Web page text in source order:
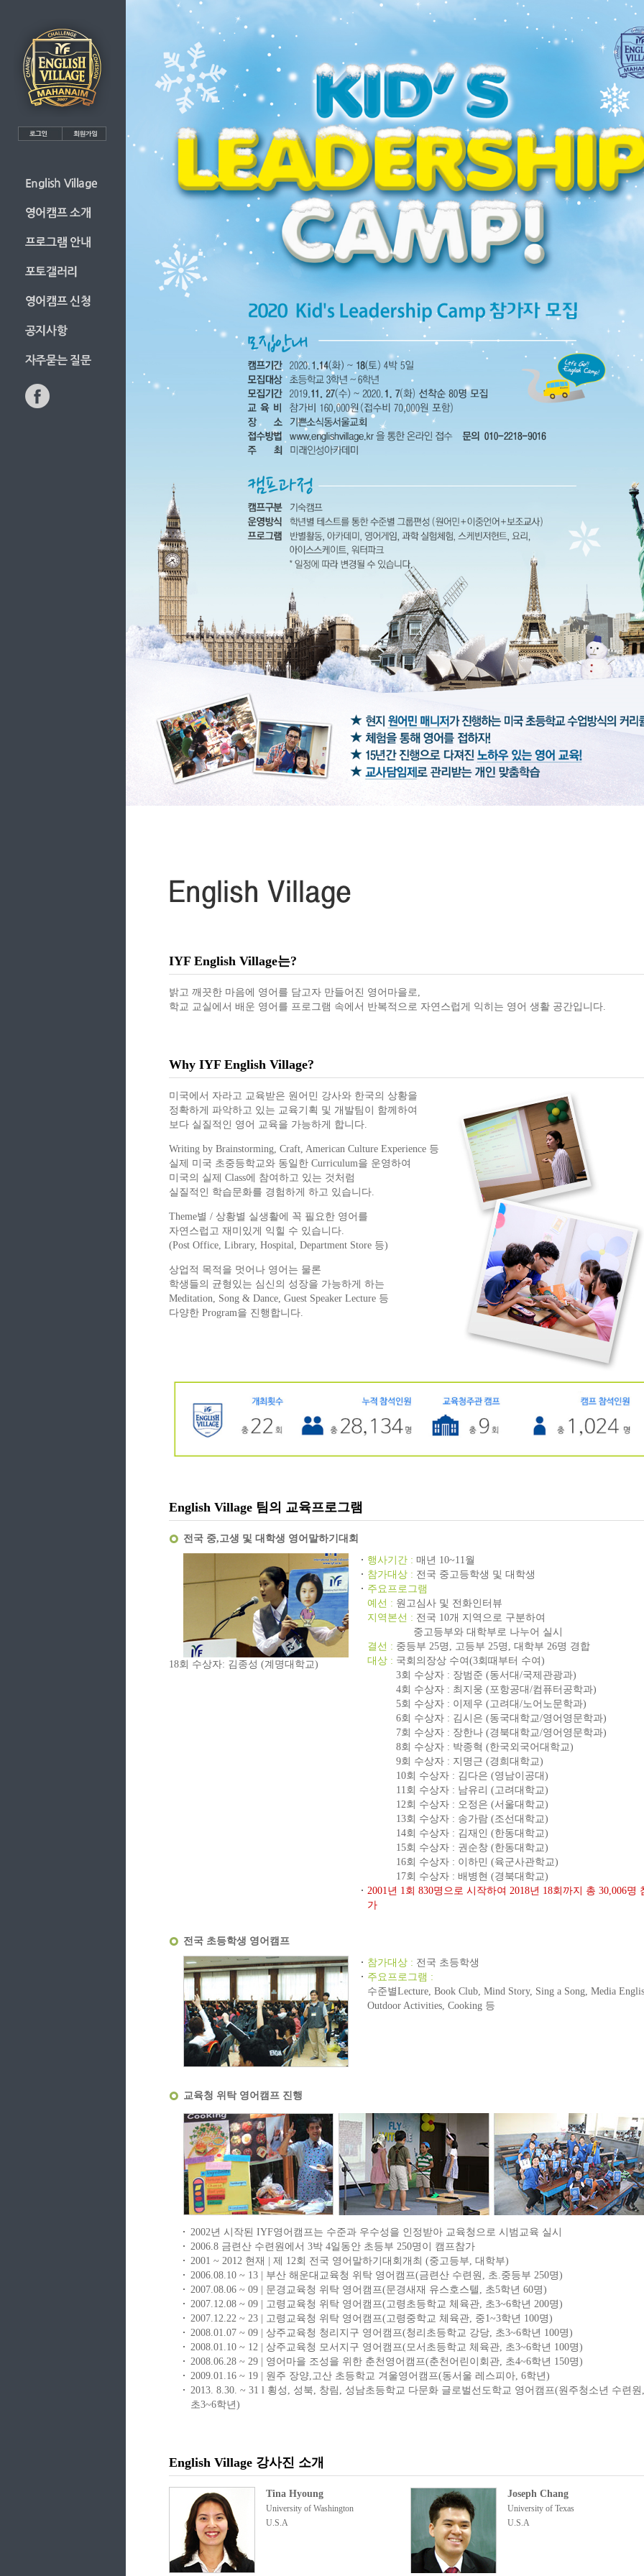
IYF English Village는?
밝고 깨끗한 마음에 영어를 담고자 만들어진 영어마을로,
학교 교실에서 배운 영어를 프로그램 속에서 반복적으로 자연스럽게 익히는 영어 생활 공간입니다.
Why IYF English Village?
미국에서 자라고 교육받은 원어민 강사와 한국의 상황을
정확하게 파악하고 있는 교육기획 및 개발팀이 함께하여
보다 실질적인 영어 교육을 가능하게 합니다.
Writing by Brainstorming, Craft, American Culture Experience 등
실제 미국 초중등학교와 동일한 Curriculum을 운영하여
미국의 실제 Class에 참여하고 있는 것처럼
실질적인 학습문화를 경험하게 하고 있습니다.
Theme별 / 상황별 실생활에 꼭 필요한 영어를
자연스럽고 재미있게 익힐 수 있습니다.
(Post Office, Library, Hospital, Department Store 등)
상업적 목적을 멋어나 영어는 물론
학생들의 균형있는 심신의 성장을 가능하게 하는
Meditation, Song & Dance, Guest Speaker Lecture 등
다양한 Program을 진행합니다.
English Village 팀의 교육프로그램
전국 중,고생 및 대학생 영어말하기대회
행사기간 : 매년 10~11월
참가대상 : 전국 중고등학생 및 대학생
주요프로그램
예선 : 원고심사 및 전화인터뷰
지역본선 : 전국 10개 지역으로 구분하여
중고등부와 대학부로 나누어 실시
결선 : 중등부 25명, 고등부 25명, 대학부 26명 경합
대상 : 국회의장상 수여(3회때부터 수여)
3회 수상자 : 장범준 (동서대/국제관광과)
4회 수상자 : 최지웅 (포항공대/컴퓨터공학과)
5회 수상자 : 이제우 (고려대/노어노문학과)
6회 수상자 : 김시은 (동국대학교/영어영문학과)
7회 수상자 : 장한나 (경북대학교/영어영문학과)
8회 수상자 : 박종혁 (한국외국어대학교)
9회 수상자 : 지명근 (경희대학교)
10회 수상자 : 김다은 (영남이공대)
11회 수상자 : 남유리 (고려대학교)
12회 수상자 : 오정은 (서울대학교)
13회 수상자 : 송가람 (조선대학교)
14회 수상자 : 김재인 (한동대학교)
15회 수상자 : 권순창 (한동대학교)
16회 수상자 : 이하민 (육군사관학교)
17회 수상자 : 배병현 (경북대학교)
18회 수상자: 김종성 (계명대학교)
2001년 1회 830명으로 시작하여 2018년 18회까지 총 30,006명
가
전국 초등학생 영어캠프
참가대상 : 전국 초등학생
주요프로그램 :
수준별Lecture, Book Club, Mind Story, Sing a Song, Media
Outdoor Activities, Cooking 등
교육청 위탁 영어캠프 진행
2002년 시작된 IYF영어캠프는 수준과 우수성을 인정받아 교육청으로 시범교육 실시
2006.8 금련산 수련원에서 3박 4일동안 초등부 250명이 캠프참가
2001 ~ 2012 현재 | 제 12회 전국 영어말하기대회개최 (중고등부, 대학부)
2006.08.10 ~ 13 | 부산 해운대교육청 위탁 영어캠프(금련산 수련원, 초.중등부 250명)
2007.08.06 ~ 09 | 문경교육청 위탁 영어캠프(문경새재 유스호스텔, 초5학년 60명)
2007.12.08 ~ 09 | 고령교육청 위탁 영어캠프(고령초등학교 체육관, 초3~6학년 200명)
2007.12.22 ~ 23 | 고령교육청 위탁 영어캠프(고령중학교 체육관, 중1~3학년 100명)
2008.01.07 ~ 09 | 상주교육청 청리지구 영어캠프(청리초등학교 강당, 초3~6학년 100명)
2008.01.10 ~ 12 | 상주교육청 모서지구 영어캠프(모서초등학교 체육관, 초3~6학년 100명)
2008.06.28 ~ 29 | 영어마을 조성을 위한 춘천영어캠프(춘천어린이회관, 초4~6학년 150명)
2009.01.16 ~ 19 | 원주 장양,고산 초등학교 겨울영어캠프(동서울 레스피아, 6학년)
2013. 8.30. ~ 31 l 횡성, 성북, 창림, 성남초등학교 다문화 글로벌선도학교 영어캠프(원주청소년 수련원,
초3~6학년)
English Village 강사진 소개
Tina Hyoung
University of Washington
U.S.A
Joseph Chang
University of Texas
U.S.A